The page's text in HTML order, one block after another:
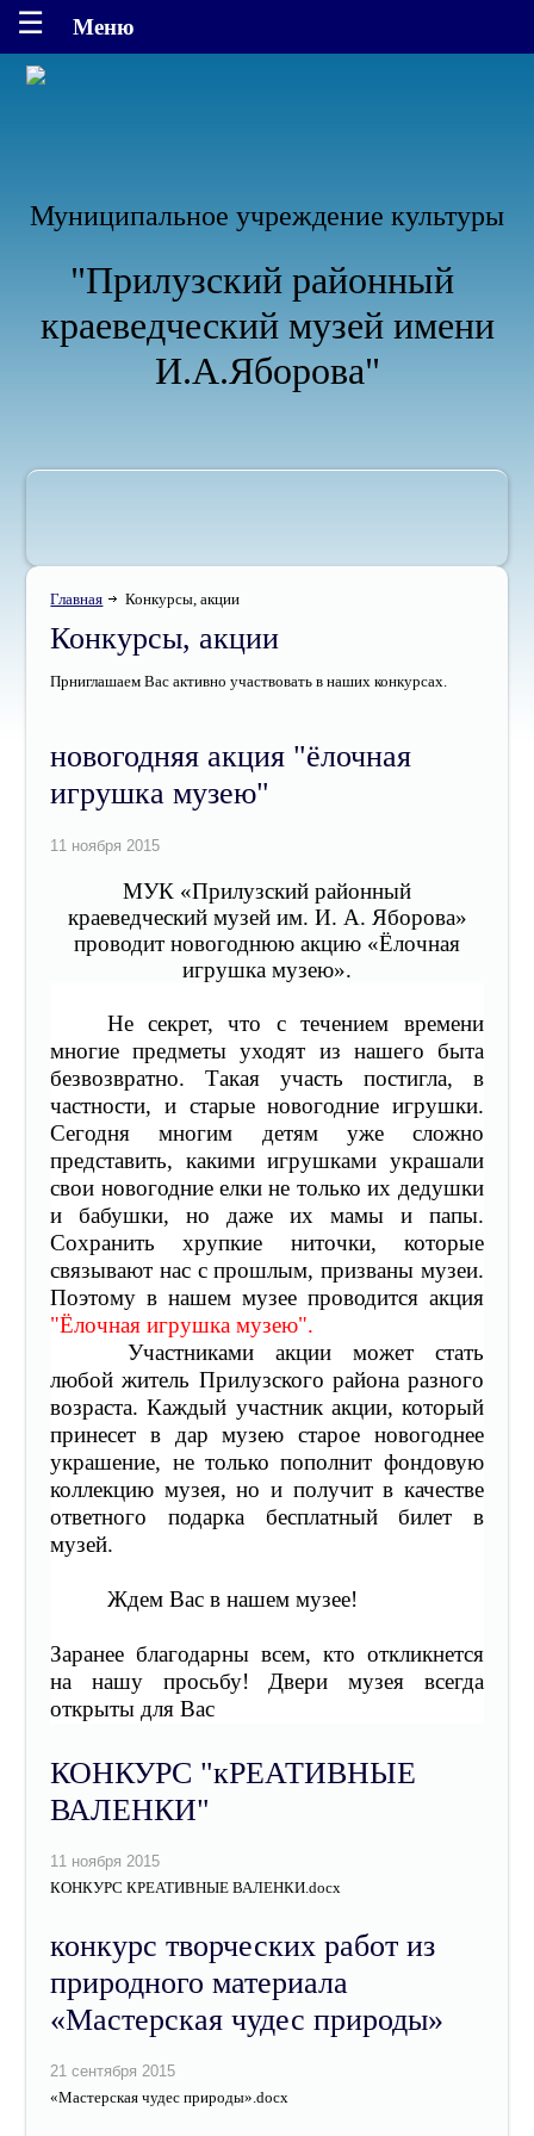
Муниципальное учреждение культуры
"Прилузский районный
краеведческий музей имени
И.А.Яборова"
Главная Конкурсы, акции
Конкурсы, акции
Прниглашаем Вас активно участвовать в наших конкурсах.
новогодняя акция "ёлочная
игрушка музею"
МУК «Прилузский районный
краеведческий музей им. И. А. Яборова»
проводит новогоднюю акцию «Ёлочная
игрушка музею».
Не секрет, что с течением времени
многие предметы уходят из нашего быта
безвозвратно. Такая участь постигла, в
частности, и старые новогодние игрушки.
Сегодня многим детям уже сложно
представить, какими игрушками украшали
свои новогодние елки не только их дедушки
и бабушки, но даже их мамы и папы.
Сохранить хрупкие ниточки, которые
связывают нас с прошлым, призваны музеи.
Поэтому в нашем музее проводится акция
"Ёлочная игрушка музею".
Участниками акции может стать
любой житель Прилузского района разного
возраста. Каждый участник акции, который
принесет в дар музею старое новогоднее
украшение, не только пополнит фондовую
коллекцию музея, но и получит в качестве
ответного подарка бесплатный билет в
музей.
Ждем Вас в нашем музее!
Заранее благодарны всем, кто откликнется
на нашу просьбу! Двери музея всегда
открыты для Вас
КОНКУРС "кРЕАТИВНЫЕ
ВАЛЕНКИ"
КОНКУРС КРЕАТИВНЫЕ ВАЛЕНКИ.docx
конкурс творческих работ из
природного материала
«Мастерская чудес природы»
«Мастерская чудес природы».docx